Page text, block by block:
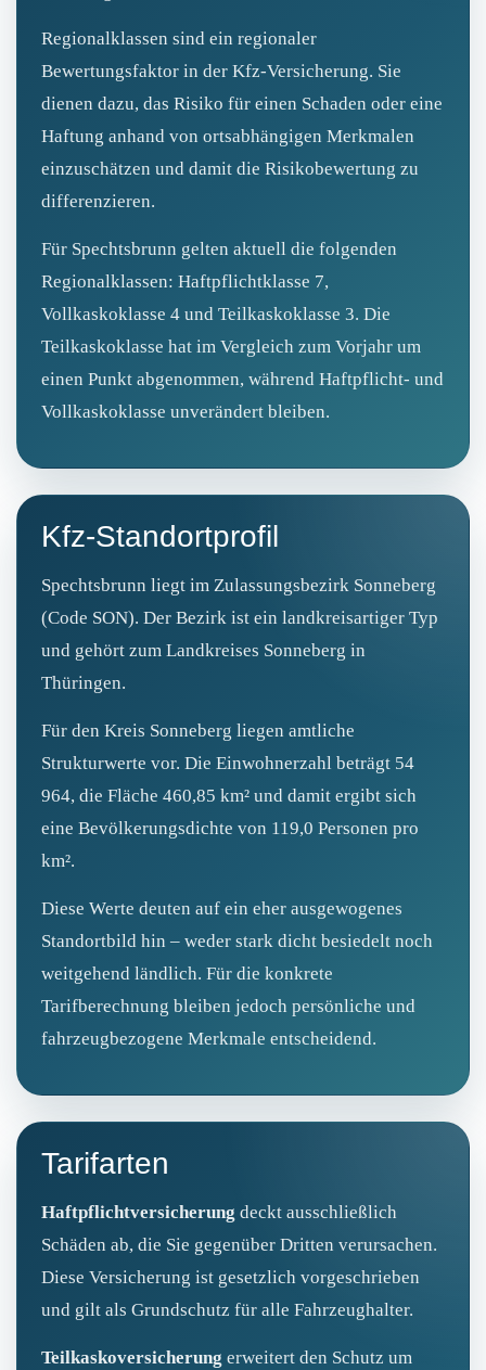
Regionalklassen sind ein regionaler
Bewertungsfaktor in der Kfz‑Versicherung. Sie
dienen dazu, das Risiko für einen Schaden oder eine
Haftung anhand von ortsabhängigen Merkmalen
einzuschätzen und damit die Risikobewertung zu
differenzieren.
Für Spechtsbrunn gelten aktuell die folgenden
Regionalklassen: Haftpflichtklasse 7,
Vollkaskoklasse 4 und Teilkaskoklasse 3. Die
Teilkaskoklasse hat im Vergleich zum Vorjahr um
einen Punkt abgenommen, während Haftpflicht- und
Vollkaskoklasse unverändert bleiben.
Kfz-Standortprofil
Spechtsbrunn liegt im Zulassungsbezirk Sonneberg
(Code SON). Der Bezirk ist ein landkreisartiger Typ
und gehört zum Landkreises Sonneberg in
Thüringen.
Für den Kreis Sonneberg liegen amtliche
Strukturwerte vor. Die Einwohnerzahl beträgt 54
964, die Fläche 460,85 km² und damit ergibt sich
eine Bevölkerungsdichte von 119,0 Personen pro
km².
Diese Werte deuten auf ein eher ausgewogenes
Standortbild hin – weder stark dicht besiedelt noch
weitgehend ländlich. Für die konkrete
Tarifberechnung bleiben jedoch persönliche und
fahrzeugbezogene Merkmale entscheidend.
Tarifarten
Haftpflichtversicherung deckt ausschließlich
Schäden ab, die Sie gegenüber Dritten verursachen.
Diese Versicherung ist gesetzlich vorgeschrieben
und gilt als Grundschutz für alle Fahrzeughalter.
Teilkaskoversicherung erweitert den Schutz um